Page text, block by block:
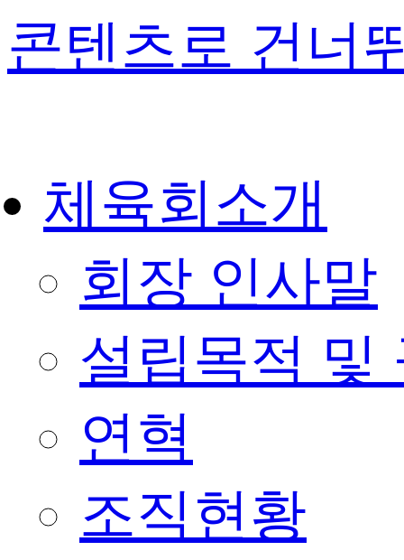
콘텐츠로 건너
체육회소개
회장 인사말
설립목적 및
연혁
조직현황